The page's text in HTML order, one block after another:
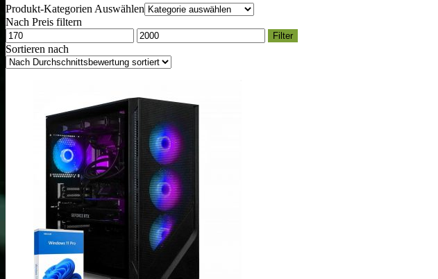
sortiert
Produkt-Kategorien Auswählen
Nach Preis filtern
Min.
Preis
Max.
Preis
Filter
Sortieren nach